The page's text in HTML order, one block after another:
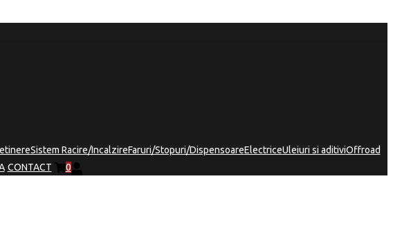
Sistem Racire/IncalzireFaruri/Stopuri/DispensoareElectriceUleiuri si aditiviOffroad
CONTACT 0